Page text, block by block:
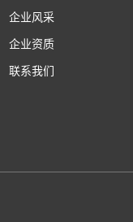
企业风采
企业资质
联系我们